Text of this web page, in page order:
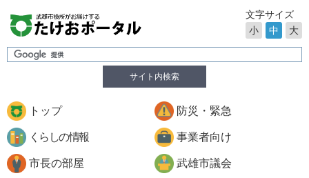
サイト内検索
文字サイズ
小
中 大
トップ 防災・緊急
くらしの情報 事業者向け
市長の部屋 武雄市議会